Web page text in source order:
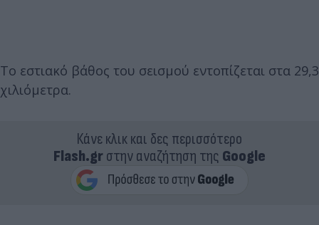
Το εστιακό βάθος του σεισμού εντοπίζεται στα 29,3
χιλιόμετρα.
Κάνε κλικ και δες περισσότερο
Flash.grστην αναζήτηση της Google